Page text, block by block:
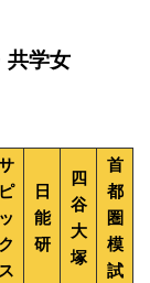
共学女
ピ
ッ
ク
ス
日
能
研
四
谷
大
塚
首
都
圏
模
試